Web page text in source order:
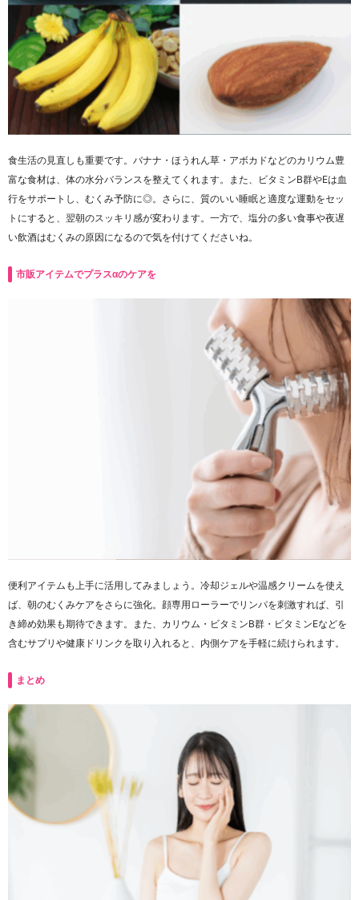
食生活の見直しも重要です。バナナ・ほうれん草・アボカドなどのカリウム豊
富な食材は、体の水分バランスを整えてくれます。また、ビタミンB群やEは血
行をサポートし、むくみ予防に◎。さらに、質のいい睡眠と適度な運動をセッ
トにすると、翌朝のスッキリ感が変わります。一方で、塩分の多い食事や夜遅
い飲酒はむくみの原因になるので気を付けてくださいね。
市販アイテムでプラスαのケアを
便利アイテムも上手に活用してみましょう。冷却ジェルや温感クリームを使え
ば、朝のむくみケアをさらに強化。顔専用ローラーでリンパを刺激すれば、引
き締め効果も期待できます。また、カリウム・ビタミンB群・ビタミンEなどを
含むサプリや健康ドリンクを取り入れると、内側ケアを手軽に続けられます。
まとめ